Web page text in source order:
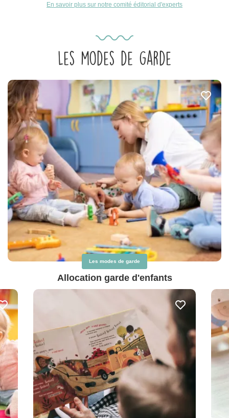
En savoir plus sur notre comité éditorial d'experts
Les modes de garde
Les modes de garde
Allocation garde d'enfants